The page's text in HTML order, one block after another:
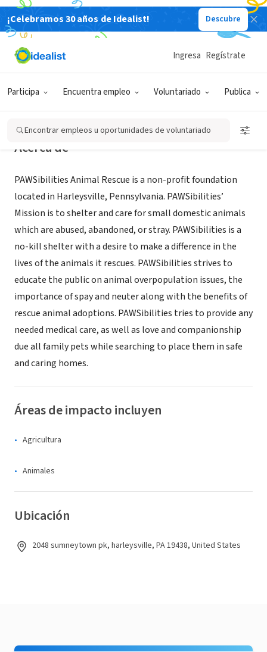
¡Celebramos 30 años de Idealist! Descubre
Participa Encuentra empleo Voluntariado Publica
Ingresa Regístrate
Encontrar empleos u oportunidades de voluntariado
ORGANIZACIÓN SIN FIN DE LUCRO
PAWSibilities Animal Rescue
Acerca de
PAWSibilities Animal Rescue is a non-profit foundation
located in Harleysville, Pennsylvania. PAWSibilities’
Mission is to shelter and care for small domestic animals
which are abused, abandoned, or stray. PAWSibilities is a
no-kill shelter with a desire to make a difference in the
lives of the animals it rescues. PAWSibilities strives to
educate the public on animal overpopulation issues, the
importance of spay and neuter along with the benefits of
rescue animal adoptions. PAWSibilities tries to provide any
needed medical care, as well as love and companionship
due all family pets while searching to place them in safe
and caring homes.
Áreas de impacto incluyen
Agricultura
Animales
Ubicación
2048 sumneytown pk, harleysville, PA 19438, United States